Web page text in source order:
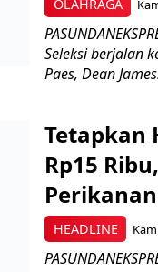
OLAHRAGA
Seleksi berjalan
Paes, Dean
HEADLINE
Tetapkan
Rp15
Perikanan